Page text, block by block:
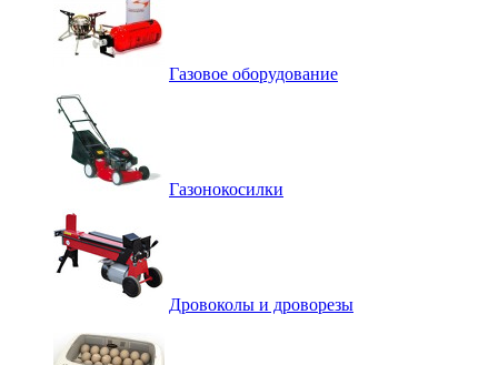
Газовое оборудование
Газонокосилки
Дровоколы и дроворезы